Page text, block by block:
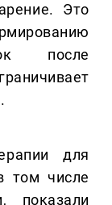
Это
после
для
том числе
показали